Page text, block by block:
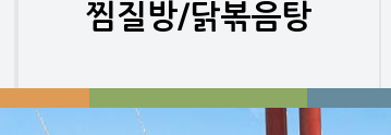
찜질방/닭볶음탕